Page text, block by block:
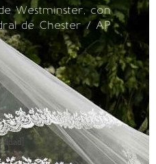
Westminster, con
de Chester / AP